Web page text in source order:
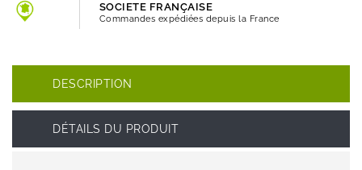
SOCIETE FRANÇAISE
Commandes expédiées depuis la France
DESCRIPTION
DÉTAILS DU PRODUIT